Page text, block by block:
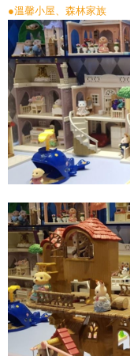
●溫馨小屋、森林家族